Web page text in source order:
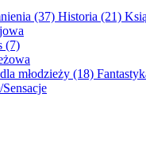
(37) Historia (21)
(7)
młodzieży (18)